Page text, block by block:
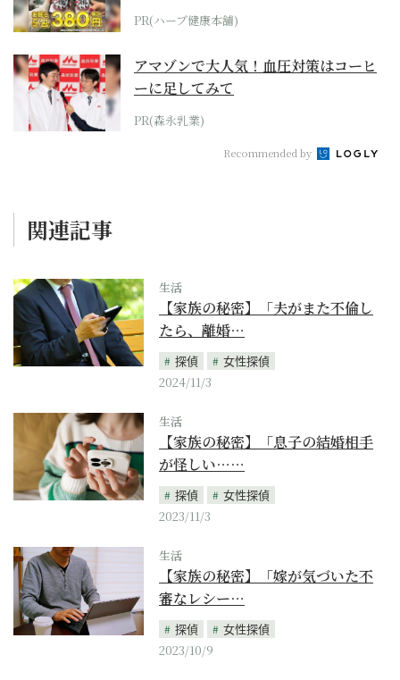
PR(ハーブ健康本舗)
アマゾンで大人気！血圧対策はコーヒ
ーに足してみて
PR(森永乳業)
Recommended by
関連記事
生活
【家族の秘密】「夫がまた不倫し
たら、離婚…
探偵
女性探偵
2024/11/3
生活
【家族の秘密】「息子の結婚相手
が怪しい……
探偵
女性探偵
2023/11/3
生活
【家族の秘密】「嫁が気づいた不
審なレシー…
探偵
女性探偵
2023/10/9